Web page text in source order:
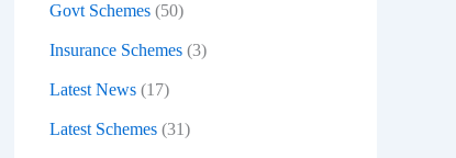
Govt Schemes (50)
Insurance Schemes (3)
Latest News (17)
Latest Schemes (31)